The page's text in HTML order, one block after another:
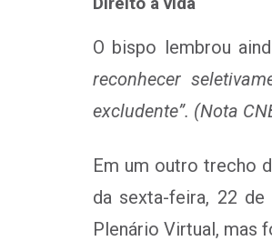
O bispo lembrou
reconhecer
excludente”. (Nota
Em um outro trecho
da sexta-feira, 22
Plenário Virtual, mas